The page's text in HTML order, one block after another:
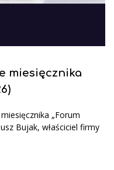
miesięcznika
„Forum
Bujak, właściciel firmy